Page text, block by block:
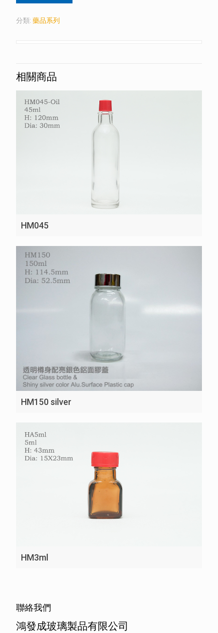
分類: 藥品系列
相關商品
HM045
HM150 silver
HM3ml
聯絡我們
鴻發成玻璃製品有限公司